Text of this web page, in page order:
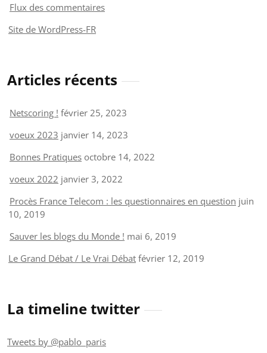
Flux des commentaires
Site de WordPress-FR
Articles récents
Netscoring ! février 25, 2023
voeux 2023 janvier 14, 2023
Bonnes Pratiques octobre 14, 2022
voeux 2022 janvier 3, 2022
Procès France Telecom : les questionnaires en question juin
10, 2019
Sauver les blogs du Monde ! mai 6, 2019
Le Grand Débat / Le Vrai Débat février 12, 2019
La timeline twitter
Tweets by @pablo_paris